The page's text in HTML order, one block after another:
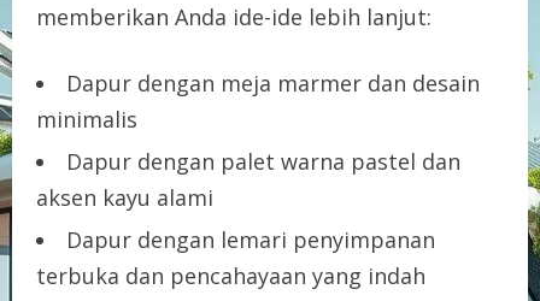
memberikan Anda ide-ide lebih lanjut:
Dapur dengan meja marmer dan desain
minimalis
Dapur dengan palet warna pastel dan
aksen kayu alami
Dapur dengan lemari penyimpanan
terbuka dan pencahayaan yang indah